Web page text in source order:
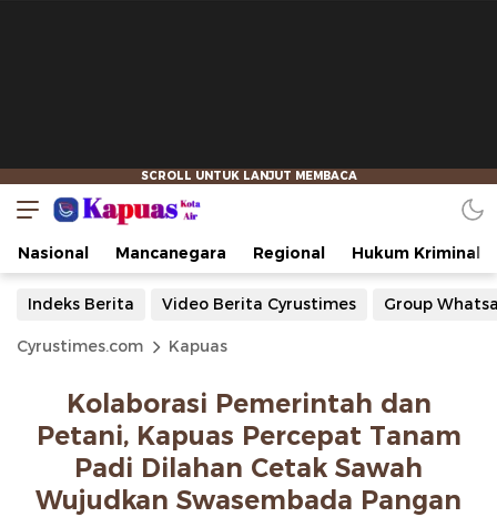
Nasional Mancanegara Regional Hukum Kriminal
Indeks Berita Video Berita Cyrustimes Group
Cyrustimes.com Kapuas
Kolaborasi Pemerintah dan
Petani, Kapuas Percepat Tanam
Padi Dilahan Cetak Sawah
Wujudkan Swasembada Pangan